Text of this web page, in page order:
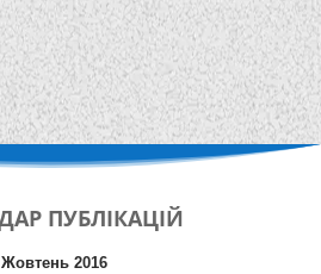
ПУБЛІКАЦІЙ
Жовтень 2016